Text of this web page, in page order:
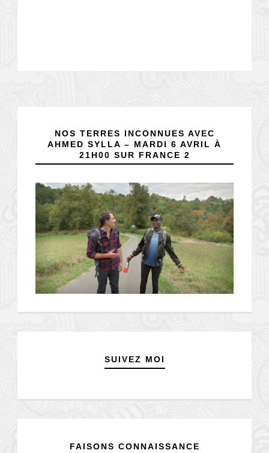
NOS TERRES INCONNUES AVEC
AHMED SYLLA – MARDI 6 AVRIL À
21H00 SUR FRANCE 2
SUIVEZ MOI
FAISONS CONNAISSANCE